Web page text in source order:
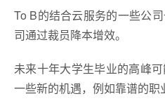
To B的结合云服务的一些公
司通过裁员降本增效。
未来十年大学生毕业的高峰
一些新的机遇，例如靠谱的职